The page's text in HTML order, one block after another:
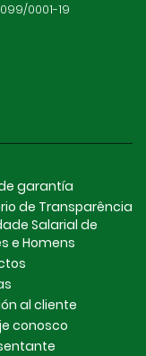
0001-19
garantía
de Transparência
Salarial de
e Homens
al cliente
conosco